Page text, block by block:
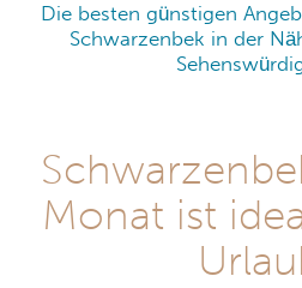
Die besten günstigen
Schwarzenbek in der
Monat ist